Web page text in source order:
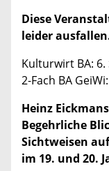
Diese
leider
Kulturwirt BA:
2-Fach BA
Heinz Eickmans
Begehrliche
Sichtweisen
im 19. und 20.